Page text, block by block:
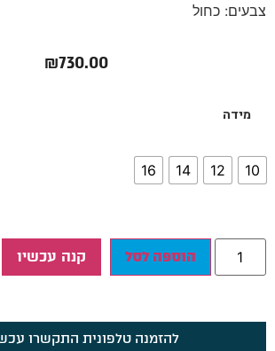
צבעים: כחול
₪730.00
מידה
10
12
14
16
הוספה לסל קנה עכשיו
להזמנה טלפונית התקשרו